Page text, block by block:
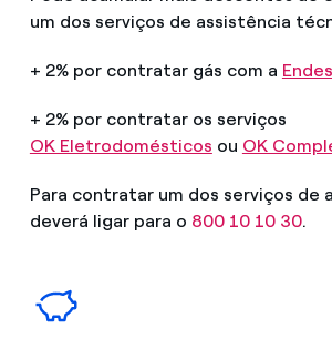
um dos serviços de assistência
+ 2% por contratar gás com a
+ 2% por contratar os serviços
OK Eletrodomésticos ou OK
Para contratar um dos serviços de
deverá ligar para o 800 10 10 30.